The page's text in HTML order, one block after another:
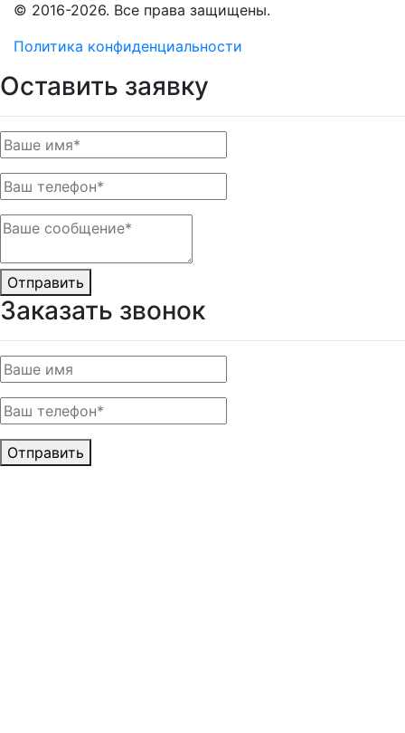
© 2016-2026. Все права защищены.
Политика конфиденциальности
Оставить заявку
Отправить
Заказать звонок
Отправить